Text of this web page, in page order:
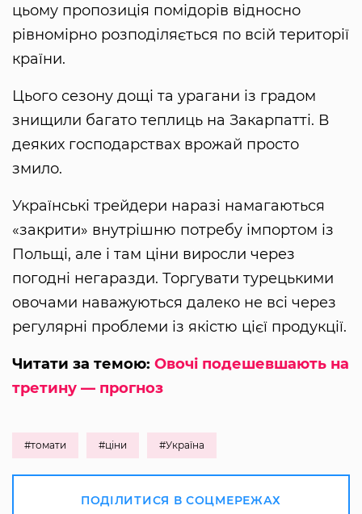
цьому пропозиція помідорів відносно
рівномірно розподіляється по всій території
країни.
Цього сезону дощі та урагани із градом
знищили багато теплиць на Закарпатті. В
деяких господарствах врожай просто
змило.
Українські трейдери наразі намагаються
«закрити» внутрішню потребу імпортом із
Польщі, але і там ціни виросли через
погодні негаразди. Торгувати турецькими
овочами наважуються далеко не всі через
регулярні проблеми із якістю цієї продукції.
Читати за темою: Овочі подешевшають на
третину — прогноз
#томати #ціни #Україна
ПОДІЛИТИСЯ В СОЦМЕРЕЖАХ